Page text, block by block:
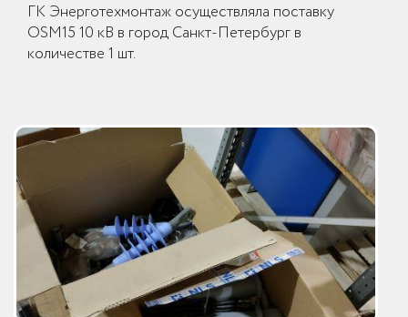
ГК Энерготехмонтаж осуществляла поставку
OSM15 10 кВ в город Санкт-Петербург в
количестве 1 шт.